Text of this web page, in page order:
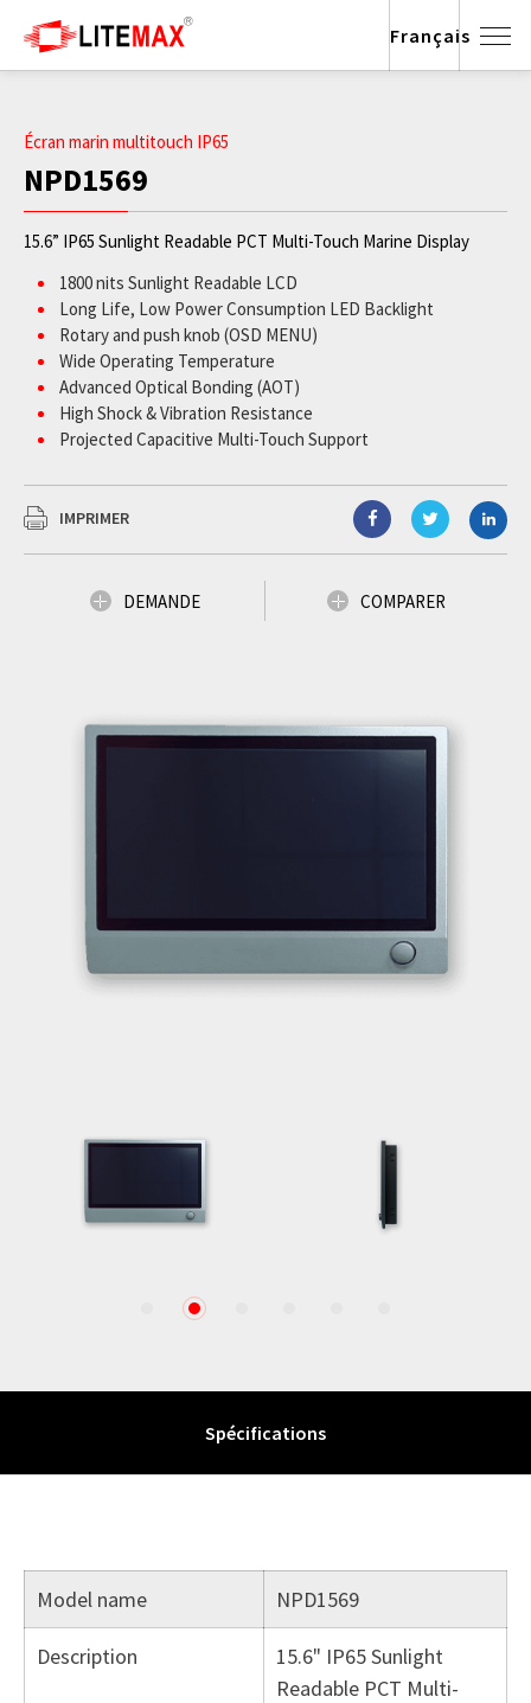
2
Écran marin multitouch IP65
NPD1569
15.6” IP65 Sunlight Readable PCT Multi-Touch Marine Display
1800 nits Sunlight Readable LCD
Long Life, Low Power Consumption LED Backlight
Rotary and push knob (OSD MENU)
Wide Operating Temperature
Advanced Optical Bonding (AOT)
High Shock & Vibration Resistance
Projected Capacitive Multi-Touch Support
IP65 Facial Waterproof
Isolation Power 9-36V DC Input
IMPRIMER
DEMANDE COMPARER
Spécifications
Model name NPD1569
Description
15.6" IP65 Sunlight
Readable PCT Multi-
Français